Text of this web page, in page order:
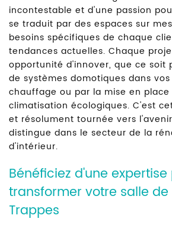
incontestable et d'une passion
se traduit par des espaces sur
besoins spécifiques de chaque
tendances actuelles. Chaque
opportunité d'innover, que ce soit
de systèmes domotiques dans
chauffage ou par la mise en
climatisation écologiques. C'est
et résolument tournée vers
distingue dans le secteur de la
d'intérieur.
Bénéficiez d'une expertise
transformer votre salle
Trappes